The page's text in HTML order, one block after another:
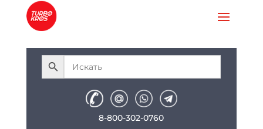
8-800-302-0760